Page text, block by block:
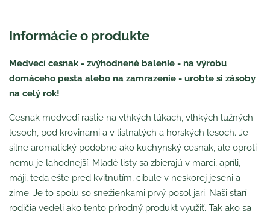
Informácie o produkte
Medvecí cesnak - zvýhodnené balenie - na výrobu
domáceho pesta alebo na zamrazenie - urobte si zásoby
na celý rok!
Cesnak medvedí rastie na vlhkých lúkach, vlhkých lužných
lesoch, pod krovinami a v listnatých a horských lesoch. Je
silne aromatický podobne ako kuchynský cesnak, ale oproti
nemu je lahodnejší. Mladé listy sa zbierajú v marci, apríli,
máji, teda ešte pred kvitnutím, cibule v neskorej jeseni a
zime. Je to spolu so snežienkami prvý posol jari. Naši starí
rodičia vedeli ako tento prírodný produkt využiť. Tak ako sa